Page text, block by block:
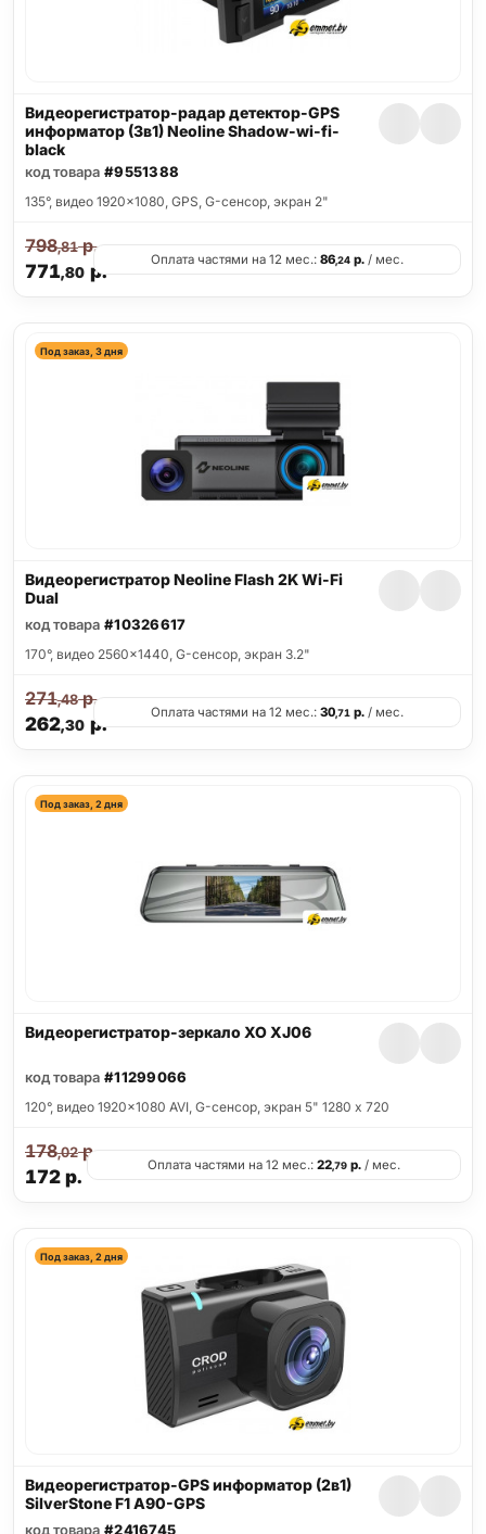
Видеорегистратор-радар детектор-GPS
информатор (3в1) Neoline Shadow-wi-fi-
black
код товара #9551388
135°, видео 1920x1080, GPS, G-сенсор, экран 2"
771,80р.
798,81р.
Оплата частями на 12 мес.: 86,24 р. / мес.
Под заказ, 3 дня
Видеорегистратор Neoline Flash 2K Wi-Fi
Dual
код товара #10326617
170°, видео 2560x1440, G-сенсор, экран 3.2"
262,30р.
271,48р.
Оплата частями на 12 мес.: 30,71 р. / мес.
Под заказ, 2 дня
Видеорегистратор-зеркало XO XJ06
код товара #11299066
120°, видео 1920x1080 AVI, G-сенсор, экран 5" 1280 x 720
172р.
178,02р.
Оплата частями на 12 мес.: 22,79р./ мес.
Под заказ, 2 дня
Видеорегистратор-GPS информатор (2в1)
SilverStone F1 A90-GPS
код товара #2416745